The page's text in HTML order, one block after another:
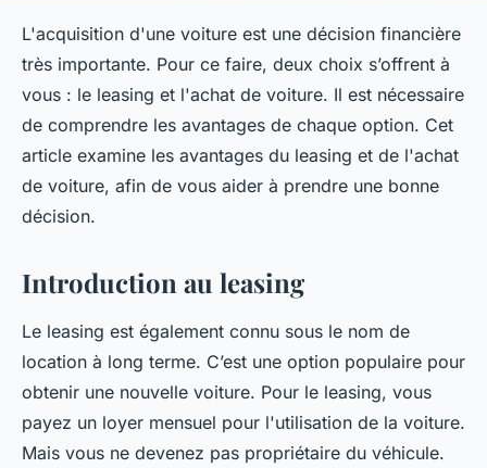
L'acquisition d'une voiture est une décision financière
très importante. Pour ce faire, deux choix s’offrent à
vous : le leasing et l'achat de voiture. Il est nécessaire
de comprendre les avantages de chaque option. Cet
article examine les avantages du leasing et de l'achat
de voiture, afin de vous aider à prendre une bonne
décision.
Introduction au leasing
Le leasing est également connu sous le nom de
location à long terme. C’est une option populaire pour
obtenir une nouvelle voiture. Pour le leasing, vous
payez un loyer mensuel pour l'utilisation de la voiture.
Mais vous ne devenez pas propriétaire du véhicule.